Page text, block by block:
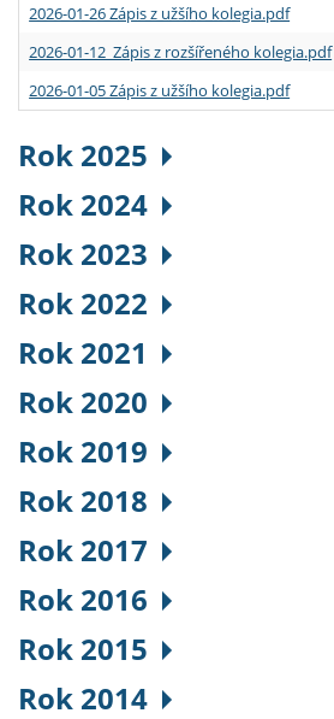
2026-01-26 Zápis z užšího kolegia.pdf
2026-01-12 Zápis z rozšířeného kolegia.pdf
2026-01-05 Zápis z užšího kolegia.pdf
Rok 2025
Rok 2024
Rok 2023
Rok 2022
Rok 2021
Rok 2020
Rok 2019
Rok 2018
Rok 2017
Rok 2016
Rok 2015
Rok 2014